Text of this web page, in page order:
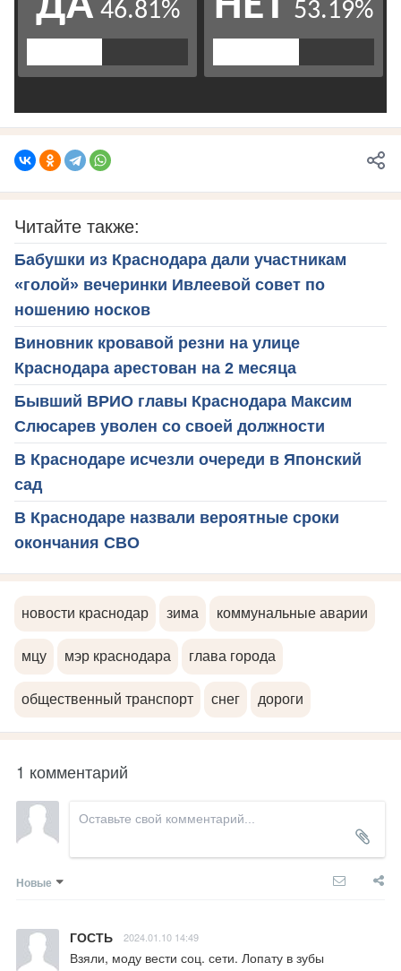
Читайте также:
Бабушки из Краснодара дали участникам
«голой» вечеринки Ивлеевой совет по
ношению носков
Виновник кровавой резни на улице
Краснодара арестован на 2 месяца
Бывший ВРИО главы Краснодара Максим
Слюсарев уволен со своей должности
В Краснодаре исчезли очереди в Японский
сад
В Краснодаре назвали вероятные сроки
окончания СВО
новости краснодар зима коммунальные аварии
мцу мэр краснодара глава города
общественный транспорт снег дороги
1 комментарий
Новые
ГОСТЬ 2024.01.10 14:49
Взяли, моду вести соц. сети. Лопату в зубы